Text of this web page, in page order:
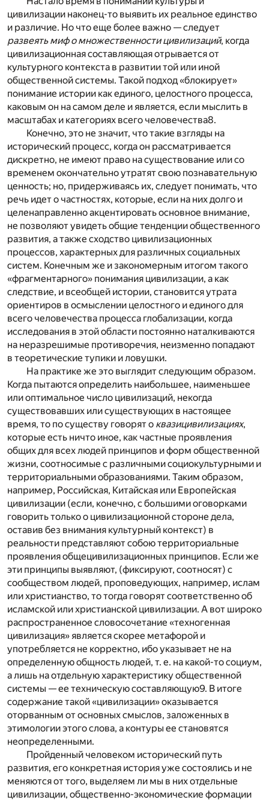
цивилизации наконец-то выявить их реальное единство
и различие. Но что еще более важно — следует
развеять миф о множественности цивилизаций, когда
цивилизационная составляющая отрывается от
культурного контекста в развитии той или иной
общественной системы. Такой подход «блокирует»
понимание истории как единого, целостного процесса,
каковым он на самом деле и является, если мыслить в
масштабах и категориях всего человечества8.
Конечно, это не значит, что такие взгляды на
исторический процесс, когда он рассматривается
дискретно, не имеют право на существование или со
временем окончательно утратят свою познавательную
ценность; но, придерживаясь их, следует понимать, что
речь идет о частностях, которые, если на них долго и
целенаправленно акцентировать основное внимание,
не позволяют увидеть общие тенденции общественного
развития, а также сходство цивилизационных
процессов, характерных для различных социальных
систем. Конечным же и закономерным итогом такого
«фрагментарного» понимания цивилизации, а как
следствие, и всеобщей истории, становится утрата
ориентиров в осмыслении целостного и единого для
всего человечества процесса глобализации, когда
исследования в этой области постоянно наталкиваются
на неразрешимые противоречия, неизменно попадают
в теоретические тупики и ловушки.
На практике же это выглядит следующим образом.
Когда пытаются определить наибольшее, наименьшее
или оптимальное число цивилизаций, некогда
существовавших или существующих в настоящее
время, то по существу говорят о квазицивилизациях,
которые есть ничто иное, как частные проявления
общих для всех людей принципов и форм общественной
жизни, соотносимые с различными социокультурными и
территориальными образованиями. Таким образом,
например, Российская, Китайская или Европейская
цивилизации (если, конечно, с большими оговорками
говорить только о цивилизационной стороне дела,
оставив без внимания культурный контекст) в
реальности представляют собою территориальные
проявления общецивилизационных принципов. Если же
эти принципы выявляют, (фиксируют, соотносят) с
сообществом людей, проповедующих, например, ислам
или христианство, то тогда говорят соответственно об
исламской или христианской цивилизации. А вот широко
распространенное словосочетание «техногенная
цивилизация» является скорее метафорой и
употребляется не корректно, ибо указывает не на
определенную общность людей, т. е. на какой-то социум,
а лишь на отдельную характеристику общественной
системы — ее техническую составляющую9. В итоге
содержание такой «цивилизации» оказывается
оторванным от основных смыслов, заложенных в
этимологии этого слова, а контуры ее становятся
неопределенными.
Пройденный человеком исторический путь
развития, его конкретная история уже состоялись и не
меняются от того, выделяем ли мы в них отдельные
цивилизации, общественно-экономические формации